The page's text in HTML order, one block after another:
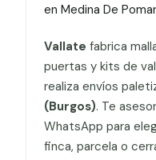
en Medina De
Vallate fabrica
puertas y kits de
realiza envíos
(Burgos). Te
WhatsApp para
finca, parcela o